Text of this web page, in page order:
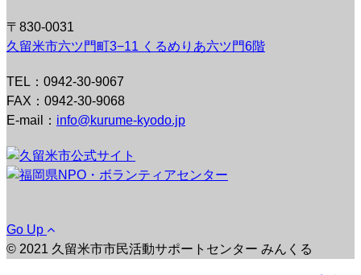
〒830-0031
久留米市六ツ門町3−11 くるめりあ六ツ門6階
TEL：0942-30-9067
FAX：0942-30-9068
E-mail： info@kurume-kyodo.jp
Go Up
© 2021 久留米市市民活動サポートセンター みんくる